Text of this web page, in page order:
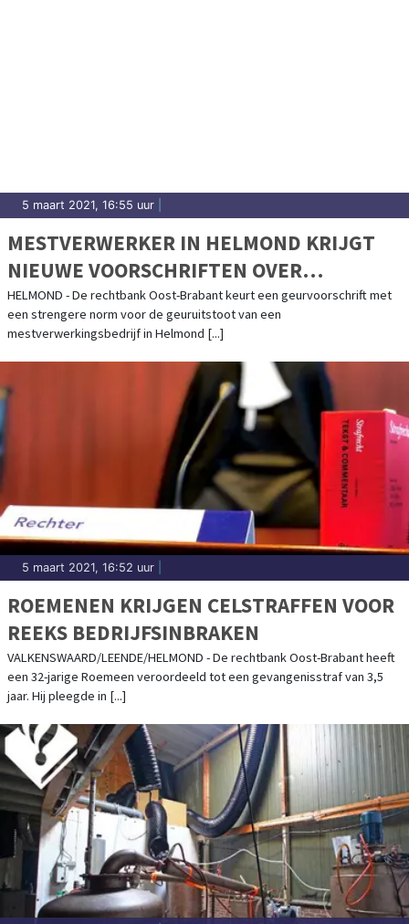
5 maart 2021, 16:55 uur
MESTVERWERKER IN HELMOND KRIJGT
NIEUWE VOORSCHRIFTEN OVER
GEURUITSTOOT
HELMOND - De rechtbank Oost-Brabant keurt een geurvoorschrift met
een strengere norm voor de geuruitstoot van een
mestverwerkingsbedrijf in Helmond [...]
5 maart 2021, 16:52 uur
ROEMENEN KRIJGEN CELSTRAFFEN VOOR
REEKS BEDRIJFSINBRAKEN
VALKENSWAARD/LEENDE/HELMOND - De rechtbank Oost-Brabant heeft
een 32-jarige Roemeen veroordeeld tot een gevangenisstraf van 3,5
jaar. Hij pleegde in [...]